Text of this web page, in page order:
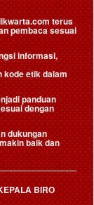
terus
pembaca sesuai
informasi,
kode etik dalam
panduan
dengan
dukungan
baik dan
BIRO